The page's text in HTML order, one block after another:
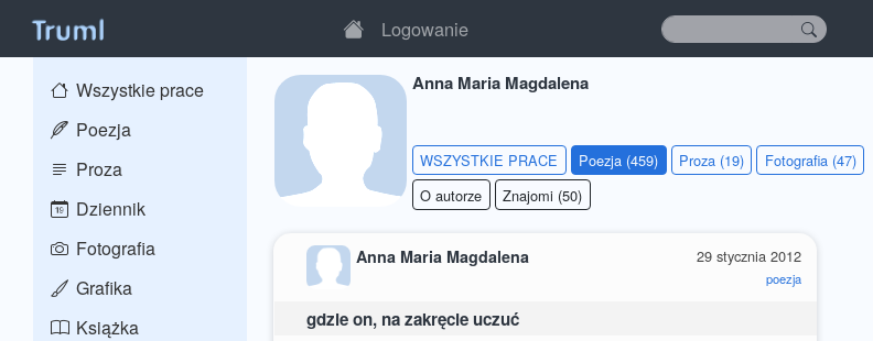
Logowanie
Wszystkie prace
Poezja
Proza
Dziennik
Fotografia
Grafika
Książka
Anna Maria Magdalena
WSZYSTKIE PRACE Poezja (459) Proza (19)
Fotografia (47)
O autorze
Znajomi (50)
29 stycznia 2012
poezja
Anna Maria Magdalena
gdzie on, na zakręcie uczuć